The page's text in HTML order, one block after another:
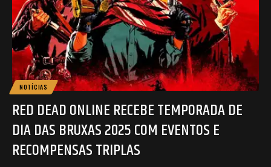
NOTÍCIAS
RED DEAD ONLINE RECEBE TEMPORADA DE
DIA DAS BRUXAS 2025 COM EVENTOS E
RECOMPENSAS TRIPLAS